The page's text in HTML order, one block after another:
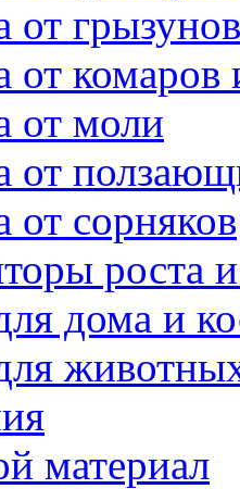
от грызунов
от
от моли
от
от сорняков
роста и
дома и
материал